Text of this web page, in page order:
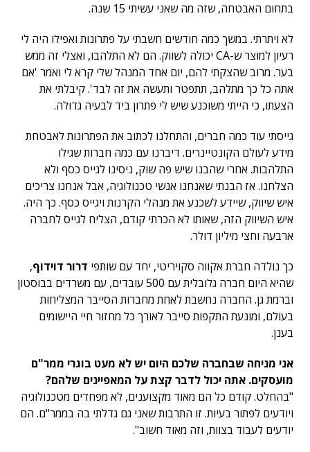
בתחום האבטחה, שזה מה שאני עשיתי 15 שנה.
לא ויתרתי. במשך כמה חודשים חשבתי על פתרונות ואפילו היה לי
רעיון למוצר ש-CA יכולה לשווק. הם לא התלהבו, ואצלי זה ממש
בער. מרוב שהצקתי להם, יום אחד המנהל שלי קרא לי ואמר 'אם
אתה כל כך מתלהב, תתפטר ותעשה את זה לבד'. קיבלתי את
הצעתו, כי הייתי משוכנע שיש לי פתרון ביד לבעיה גדולה.
גייסתי עוד כמה חברים, והתחלנו לכתוב את הפתרונות לאבטחת
מידע לעולם הקונטיינרים. דיברנו עם כמה חברות שגילו
התלהבות. אחרי שהבנו שיש פה שוק, ניסינו לגייס כסף ולא
הצלחנו. אז הבנתי שאנחנו אנשי טכנולוגיה, אבל אנחנו צריכים
איש שיווק, שיידע לשכנע את מנהלי הקרנות ויגייס כסף. כך היה.
איש השיווק הזה, שאותו לא הכרתי קודם, הצליח לגייס לחברה
ארבעה וחצי מיליון דולר.
כך נולדה חברת אקווה סקויריטי, יחד עם שותפי דרור דוידוף,
שהיא היום חברה גלובלית עם 500 עובדים, עם משרדים בבוסטון
וברמת גן. החברה נחשבת לאחת מחברות הסייבר המצליחות
בעולם, ומונעת התקפות סייבר לאורך כל מחזור חיי היישומים
בענן.
אני מניחה שבחברה שלכם היום יש לא מעט בוגרי ממר"ם
מועסקים. אתה יכול לדבר קצת על המאפיינים שלהם?
"בהחלט. קודם כל הם מאוד מקצוענים, לא מפחדים מטכנולוגיה
ויודעים לפתור בעיות. זו התרבות שאני גם גדלתי בה בממר"ם. הם
יודעים לעבוד בצוות, וזה מאוד חשוב".